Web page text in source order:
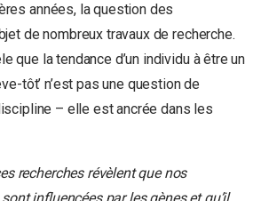
années, la question des
de nombreux travaux de recherche.
que la tendance d’un individu à être un
tôt’ n’est pas une question de
– elle est ancrée dans les
recherches révèlent que nos